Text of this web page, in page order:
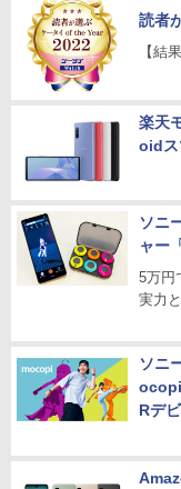
読者
【結
楽天
oidス
ソニ
ャー
5万円
実力
ソニ
Rデ